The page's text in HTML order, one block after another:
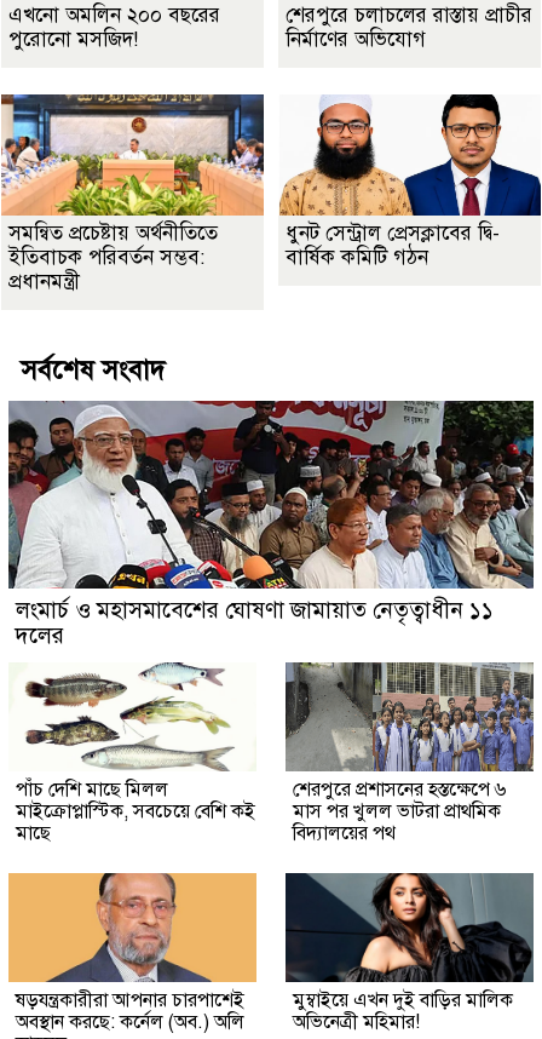
এখনো অমলিন ২০০ বছরের
পুরোনো মসজিদ!
শেরপুরে চলাচলের রাস্তায় প্রাচীর
নির্মাণের অভিযোগ
সমন্বিত প্রচেষ্টায় অর্থনীতিতে
ইতিবাচক পরিবর্তন সম্ভব:
প্রধানমন্ত্রী
ধুনট সেন্ট্রাল প্রেসক্লাবের দ্বি-
বার্ষিক কমিটি গঠন
সর্বশেষ সংবাদ
লংমার্চ ও মহাসমাবেশের ঘোষণা জামায়াত নেতৃত্বাধীন ১১
দলের
পাঁচ দেশি মাছে মিলল
মাইক্রোপ্লাস্টিক, সবচেয়ে বেশি কই
মাছে
শেরপুরে প্রশাসনের হস্তক্ষেপে ৬
মাস পর খুলল ভাটরা প্রাথমিক
বিদ্যালয়ের পথ
ষড়যন্ত্রকারীরা আপনার চারপাশেই
অবস্থান করছে: কর্নেল (অব.) অলি
মুম্বাইয়ে এখন দুই বাড়ির মালিক
অভিনেত্রী মহিমার!